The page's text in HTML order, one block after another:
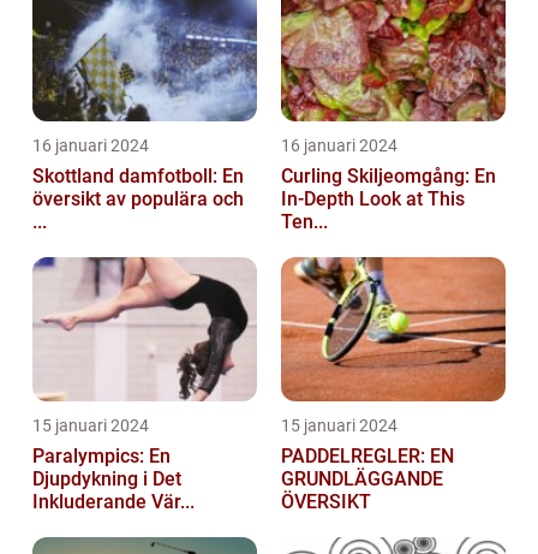
16 januari 2024
Skottland damfotboll: En
översikt av populära och
...
16 januari 2024
Curling Skiljeomgång: En
In-Depth Look at This
Ten...
15 januari 2024
Paralympics: En
Djupdykning i Det
Inkluderande Vär...
15 januari 2024
PADDELREGLER: EN
GRUNDLÄGGANDE
ÖVERSIKT